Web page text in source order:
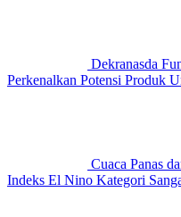
Dekranasda
Perkenalkan Potensi Produk
Cuaca Panas
Indeks El Nino Kategori